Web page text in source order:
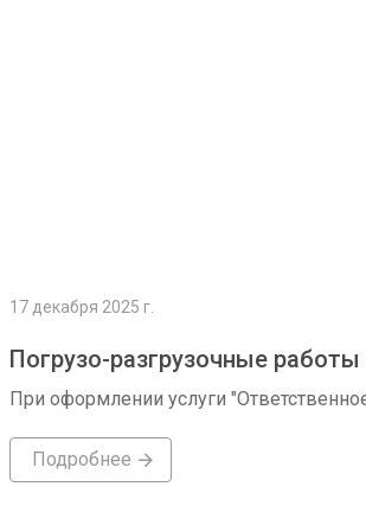
17 декабря 2025 г.
Погрузо-разгрузочные
При оформлении услуги
Подробнее